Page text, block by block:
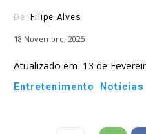
De: Filipe Alves
18 Novembro, 2025
Atualizado em: 13 de
Entretenimento